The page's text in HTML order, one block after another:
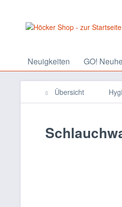
Neuigkeiten GO!
Übersicht